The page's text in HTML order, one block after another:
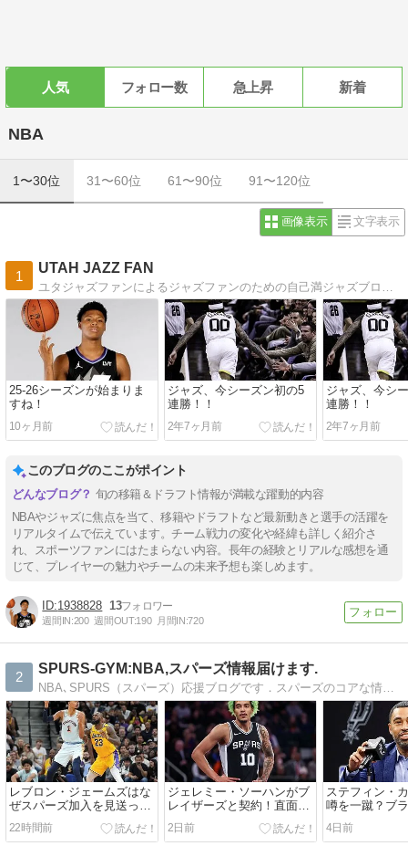
人気 フォロー数 急上昇 新着
NBA
1〜30位 31〜60位 61〜90位 91〜120位
画像表示 文字表示
1
UTAH JAZZ FAN
25-26シーズンが始まりま
すね！
10ヶ月前
ジャズ、今シーズン初の5
連勝！！
2年7ヶ月前
ジャズ、今シ
連勝！！
2年7ヶ月前
このブログのここがポイント
旬の移籍＆ドラフト情報が満載な躍動的内容
NBAやジャズに焦点を当て、移籍やドラフトなど最新動きと選手の活躍を
リアルタイムで伝えています。チーム戦力の変化や経緯も詳しく紹介さ
れ、スポーツファンにはたまらない内容。長年の経験とリアルな感想を通
じて、プレイヤーの魅力やチームの未来予想も楽しめます。
1938828 13
週間IN:200 週間OUT:190 月間IN:720
2
SPURS-GYM:NBA,スパーズ情報届けます.
NBA､SPURS（スパーズ）応援ブログです．スパーズのコアな情報をお届けします。
レブロン・ジェームズはな
ぜスパーズ加入を見送っ
た？エージェントが語る真
相。
22時間前
ジェレミー・ソーハンがブ
レイザーズと契約！直面す
る厳しい現実とは？
2日前
ステフィン・
噂を一蹴？ブ
イトGMの「
強戦略。
4日前